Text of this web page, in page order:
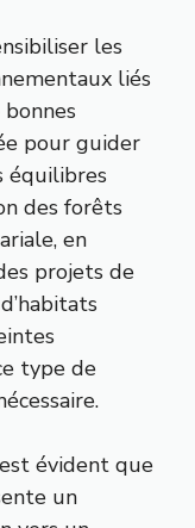
les
liés
pour guider
équilibres
des forêts
en
projets de
type de
évident que
un